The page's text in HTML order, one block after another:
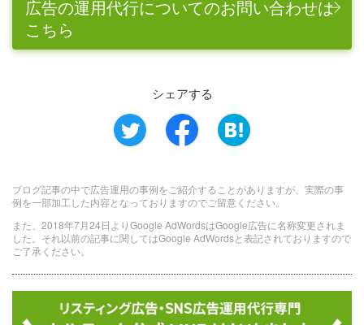
広告の運用代行についてのお問い合わせは
こちら
シェアする
ブログ記事の中で広告運用の事例をご紹介することがありますが、実際の事
例を一部加工した内容となっておりますのでご留意ください。
また、2018年7月24日よりGoogle AdWordsはGoogle広告に名称変更されま
した。それ以前の記事に関してはGoogle AdWordsと表記されておりますので
ご了承ください。